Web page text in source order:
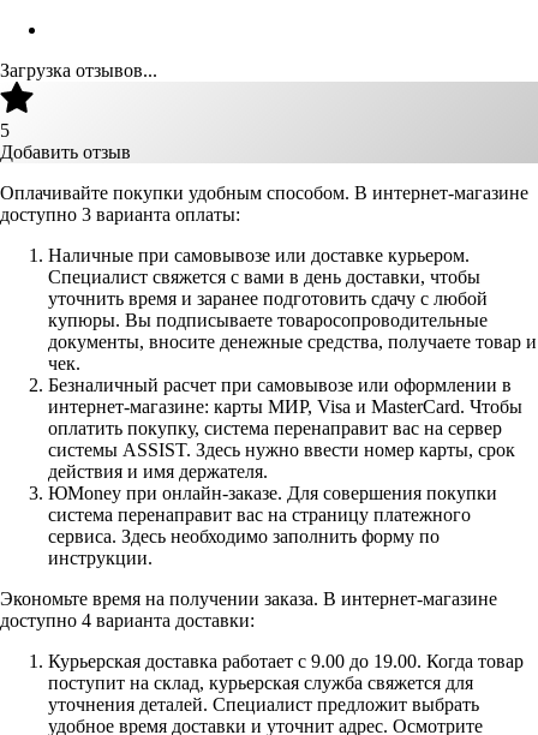
Загрузка отзывов...
5
Добавить отзыв
Оплачивайте покупки удобным способом. В интернет-магазине
доступно 3 варианта оплаты:
Наличные при самовывозе или доставке курьером.
Специалист свяжется с вами в день доставки, чтобы
уточнить время и заранее подготовить сдачу с любой
купюры. Вы подписываете товаросопроводительные
документы, вносите денежные средства, получаете товар и
чек.
Безналичный расчет при самовывозе или оформлении в
интернет-магазине: карты МИР, Visa и MasterCard. Чтобы
оплатить покупку, система перенаправит вас на сервер
системы ASSIST. Здесь нужно ввести номер карты, срок
действия и имя держателя.
ЮMoney при онлайн-заказе. Для совершения покупки
система перенаправит вас на страницу платежного
сервиса. Здесь необходимо заполнить форму по
инструкции.
Экономьте время на получении заказа. В интернет-магазине
доступно 4 варианта доставки:
Курьерская доставка работает с 9.00 до 19.00. Когда товар
поступит на склад, курьерская служба свяжется для
уточнения деталей. Специалист предложит выбрать
удобное время доставки и уточнит адрес. Осмотрите